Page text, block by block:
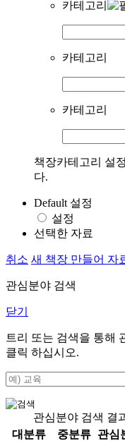
카테고리
카테고리
카테고리
책장카테고리 설
다.
Default 설정
설정
선택한 자료
취소 새 책장 만들어 자
관심분야 검색
닫기
트리 또는 검색을 통해
클릭 하십시오.
관심분야 검색 결
대분류
중분류
관심